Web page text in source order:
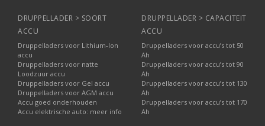
DRUPPELLADER > SOORT
ACCU
Druppelladers voor Lithium-Ion
accu
Druppelladers voor natte
Loodzuur accu
Druppelladers voor Gel accu
Druppelladers voor AGM accu
Accu goed onderhouden
Accu elektrische auto: meer info
DRUPPELLADER > CAPACITEIT
ACCU
Druppelladers voor accu’s tot 50
Ah
Druppelladers voor accu’s tot 90
Ah
Druppelladers voor accu’s tot 130
Ah
Druppelladers voor accu’s tot 170
Ah